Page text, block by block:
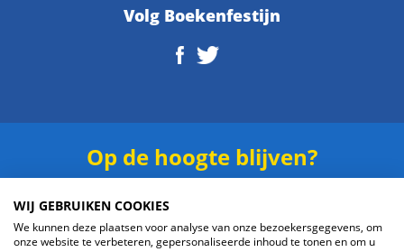
Volg Boekenfestijn
Op de hoogte blijven?
WIJ GEBRUIKEN COOKIES
We kunnen deze plaatsen voor analyse van onze bezoekersgegevens, om
onze website te verbeteren, gepersonaliseerde inhoud te tonen en om u